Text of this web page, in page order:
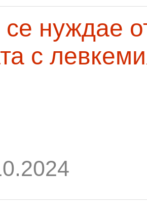
се нуждае
с